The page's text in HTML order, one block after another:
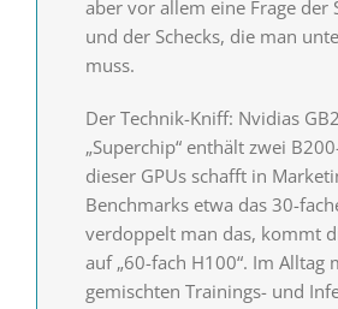
aber vor allem eine Frage der
und der Schecks, die man
muss.
Der Technik-Kniff: Nvidias
„Superchip“ enthält zwei
dieser GPUs schafft in
Benchmarks etwa das 30-
verdoppelt man das, kommt
auf „60-fach H100“. Im Alltag
gemischten Trainings- und